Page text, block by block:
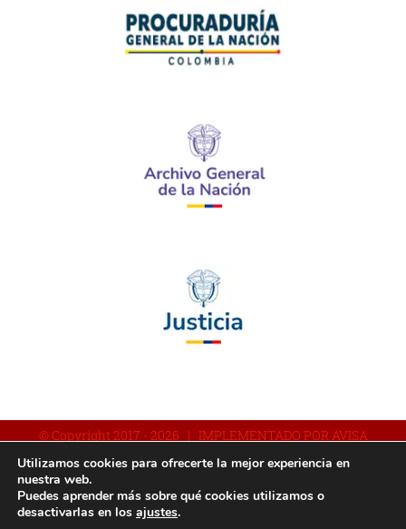
© Copyright 2017 - 2026 | IMPLEMENTADO POR AVISA
FacebookYouTubeInstagram
Utilizamos cookies para ofrecerte la mejor experiencia en
nuestra web.
Puedes aprender más sobre qué cookies utilizamos o
desactivarlas en los ajustes.